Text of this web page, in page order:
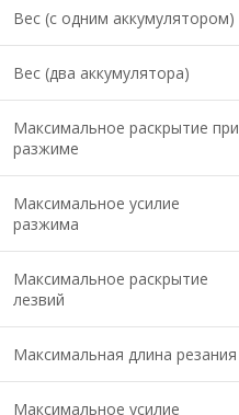
Вес (с одним аккумулятором)
Вес (два аккумулятора)
Максимальное раскрытие при
разжиме
Максимальное усилие
разжима
Максимальное раскрытие
лезвий
Максимальная длина резания
Максимальное усилие